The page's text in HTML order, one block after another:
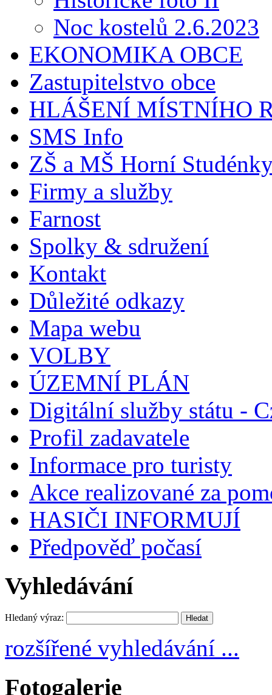
Noc kostelů 2.6.2023
EKONOMIKA OBCE
Zastupitelstvo obce
HLÁŠENÍ MÍSTNÍHO
SMS Info
ZŠ a MŠ Horní
Firmy a služby
Farnost
Spolky & sdružení
Kontakt
Důležité odkazy
Mapa webu
VOLBY
ÚZEMNÍ PLÁN
Digitální služby státu -
Profil zadavatele
Informace pro turisty
Akce realizované za
HASIČI INFORMUJÍ
Předpověď počasí
Vyhledávání
Hledaný výraz:
rozšířené vyhledávání ...
Fotogalerie